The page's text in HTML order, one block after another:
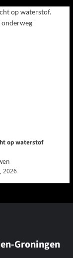
op waterstof
2026
Groningen